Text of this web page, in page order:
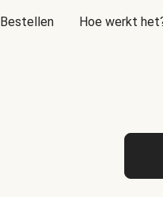
Bestellen Hoe werkt